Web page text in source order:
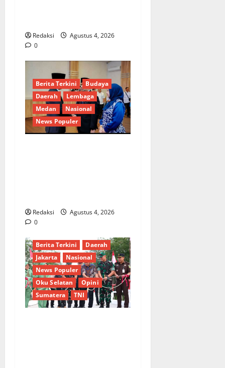
Redaksi
Agustus 4, 2026
0
Berita Terkini
Budaya
Daerah
Lembaga
Medan
Nasional
News Populer
Redaksi
Agustus 4, 2026
0
Berita Terkini
Daerah
Jakarta
Nasional
News Populer
Oku Selatan
Opini
Sumatera
TNI